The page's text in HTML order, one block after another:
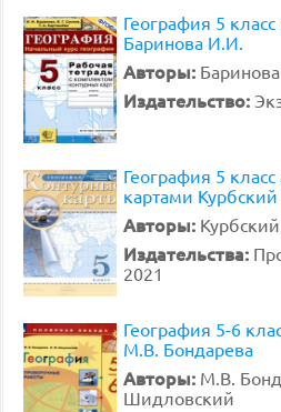
География 5
Баринова И.И.
Авторы:
Издательство:
География 5
картами Курбский
Авторы:
Издательства:
2021
География 5-6
М.В. Бондарева
Авторы: М.В.
Шидловский